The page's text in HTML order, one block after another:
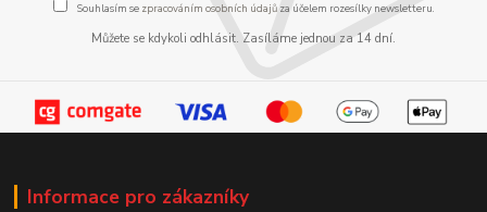
Souhlasím se zpracováním osobních údajůza účelem rozesílky newsletteru.
Můžete se kdykoli odhlásit. Zasíláme jednou za 14 dní.
Informace pro zákazníky